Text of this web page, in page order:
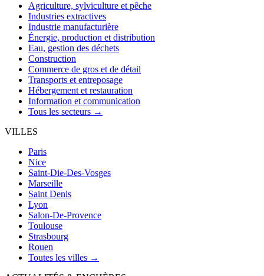
Agriculture, sylviculture et pêche
Industries extractives
Industrie manufacturière
Énergie, production et distribution
Eau, gestion des déchets
Construction
Commerce de gros et de détail
Transports et entreposage
Hébergement et restauration
Information et communication
Tous les secteurs →
VILLES
Paris
Nice
Saint-Die-Des-Vosges
Marseille
Saint Denis
Lyon
Salon-De-Provence
Toulouse
Strasbourg
Rouen
Toutes les villes →